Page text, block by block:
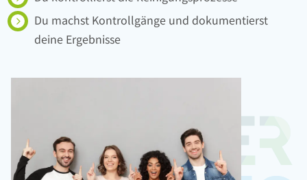
Du machst Kontrollgänge und dokumentierst
deine Ergebnisse